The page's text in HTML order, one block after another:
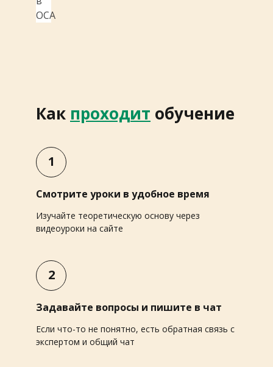
Как проходит обучение
1
Смотрите уроки в удобное время
Изучайте теоретическую основу через
видеоуроки на сайте
2
Задавайте вопросы и пишите в чат
Если что-то не понятно, есть обратная связь с
экспертом и общий чат